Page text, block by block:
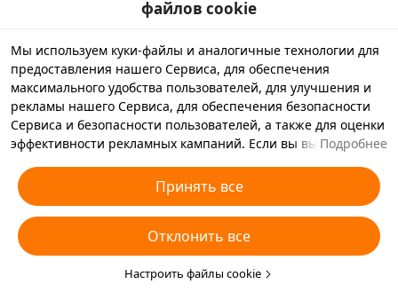
файлов cookie
Мы используем куки-файлы и аналогичные технологии для
предоставления нашего Сервиса, для обеспечения
максимального удобства пользователей, для улучшения и
рекламы нашего Сервиса, для обеспечения безопасности
Сервиса и безопасности пользователей, а также для оценки
эффективности рекламных кампаний. Если вы выбираете
с которыми мы работаем, будем хранить куки-файлы и
использовать аналогичные технологии на вашем
устройстве в рекламных целях. Вы также можете выбрать
«Отклонить все», чтобы отклонить все необязательные
куки-файлы, или выбрать, какие типы куки-файлов
необходимо принять или отклонить. Для этого нажмите
Подробнее
Принять все
Отклонить все
Настроить файлы cookie